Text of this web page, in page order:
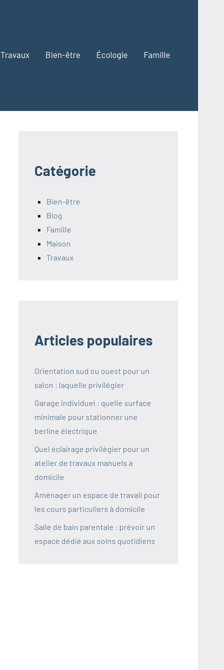
Travaux Bien-être Écologie Famille
Catégorie
Bien-être
Blog
Famille
Maison
Travaux
Articles populaires
Orientation sud ou ouest pour un
salon : laquelle privilégier
Garage individuel : quelle surface
minimale pour stationner une
berline électrique
Quel éclairage privilégier pour un
atelier de travaux manuels à
domicile
Aménager un espace de travail pour
les cours particuliers à domicile
Salle de bain parentale : prévoir un
espace dédié aux soins quotidiens